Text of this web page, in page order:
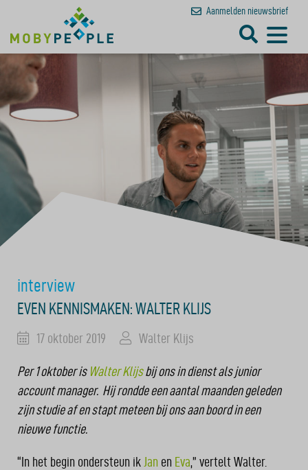
Aanmelden nieuwsbrief
interview
EVEN KENNISMAKEN: WALTER KLIJS
17 oktober 2019 Walter Klijs
Per 1 oktober is Walter Klijsbij ons in dienst als junior
account manager. Hij rondde een aantal maanden geleden
zijn studie af en stapt meteen bij ons aan boord in een
nieuwe functie.
“In het begin ondersteun ik Jan en Eva,” vertelt Walter.